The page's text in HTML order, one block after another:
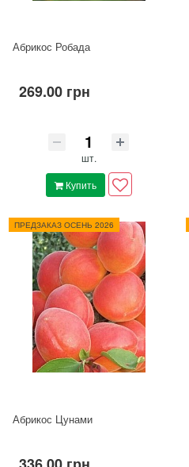
Абрикос Робада
269.00 грн
шт.
Купить
ПРЕДЗАКАЗ ОСЕНЬ 2026
Абрикос Цунами